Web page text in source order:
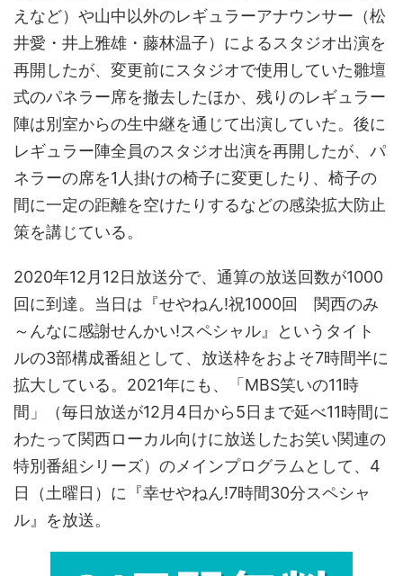
えなど）や山中以外のレギュラーアナウンサー（松
井愛・井上雅雄・藤林温子）によるスタジオ出演を
再開したが、変更前にスタジオで使用していた雛壇
式のパネラー席を撤去したほか、残りのレギュラー
陣は別室からの生中継を通じて出演していた。後に
レギュラー陣全員のスタジオ出演を再開したが、パ
ネラーの席を1人掛けの椅子に変更したり、椅子の
間に一定の距離を空けたりするなどの感染拡大防止
策を講じている。
2020年12月12日放送分で、通算の放送回数が1000
回に到達。当日は『せやねん!祝1000回 関西のみ
～んなに感謝せんかい!スペシャル』というタイト
ルの3部構成番組として、放送枠をおよそ7時間半に
拡大している。2021年にも、「MBS笑いの11時
間」（毎日放送が12月4日から5日まで延べ11時間に
わたって関西ローカル向けに放送したお笑い関連の
特別番組シリーズ）のメインプログラムとして、4
日（土曜日）に『幸せやねん!7時間30分スペシャ
ル』を放送。